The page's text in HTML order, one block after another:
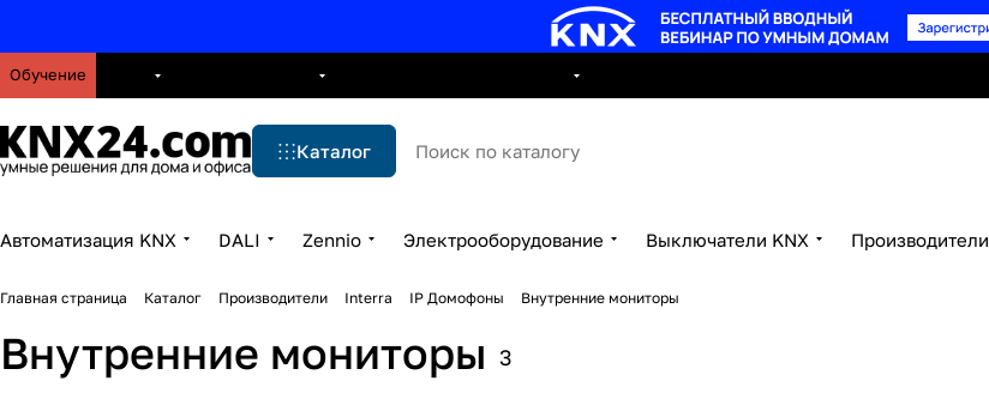
Обучение
Каталог
Автоматизация KNX DALI Zennio Электрооборудование Выключатели KNX Производители
Главная страница Каталог Производители Interra IP Домофоны Внутренние мониторы
Внутренние мониторы 3